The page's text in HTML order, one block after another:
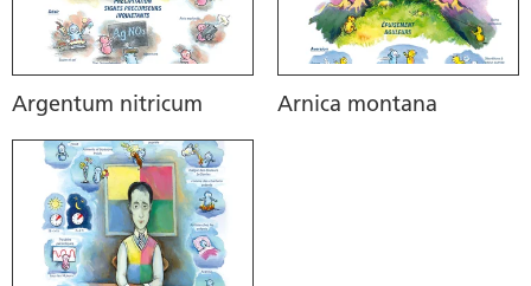
Argentum nitricum Arnica montana